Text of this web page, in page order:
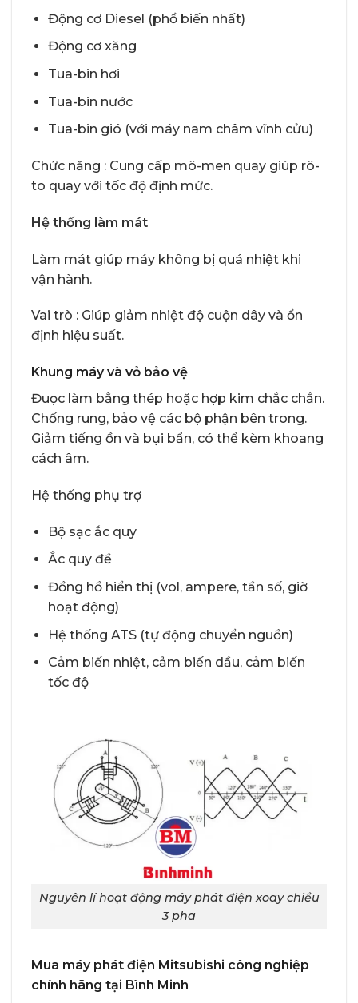
Động cơ Diesel (phổ biến nhất)
Động cơ xăng
Tua-bin hơi
Tua-bin nước
Tua-bin gió (với máy nam châm vĩnh cửu)
Chức năng : Cung cấp mô-men quay giúp rô-
to quay với tốc độ định mức.
Hệ thống làm mát
Làm mát giúp máy không bị quá nhiệt khi
vận hành.
Vai trò : Giúp giảm nhiệt độ cuộn dây và ổn
định hiệu suất.
Khung máy và vỏ bảo vệ
Đuọc làm bằng thép hoặc hợp kim chắc chắn.
Chống rung, bảo vệ các bộ phận bên trong.
Giảm tiếng ồn và bụi bẩn, có thể kèm khoang
cách âm.
Hệ thống phụ trợ
Bộ sạc ắc quy
Ắc quy đề
Đồng hồ hiển thị (vol, ampere, tần số, giờ
hoạt động)
Hệ thống ATS (tự động chuyển nguồn)
Cảm biến nhiệt, cảm biến dầu, cảm biến
tốc độ
Nguyên lí hoạt động máy phát điện xoay chiều
3 pha
Mua máy phát điện Mitsubishi công nghiệp
chính hãng tại Bình Minh